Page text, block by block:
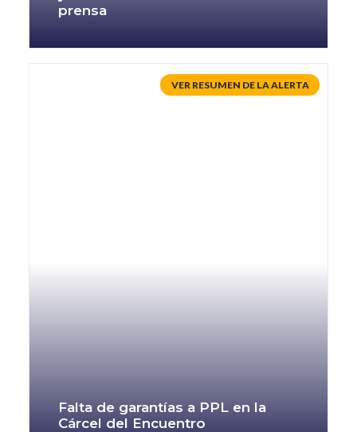
prensa
Falta de garantías a PPL en la
Cárcel del Encuentro